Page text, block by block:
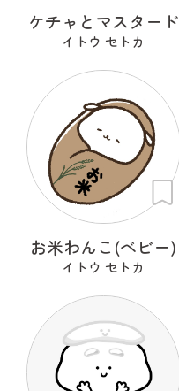
ケチャとマスタード
イトウ セトカ
お米わんこ(ベビー)
イトウ セトカ